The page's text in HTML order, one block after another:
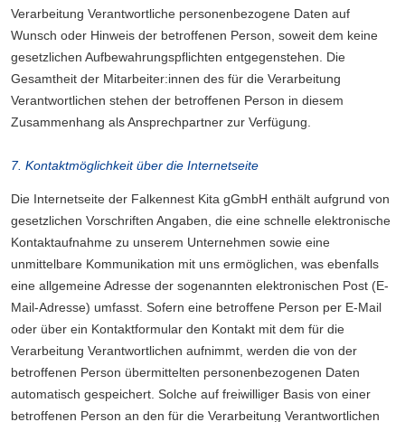
Verarbeitung Verantwortliche personenbezogene Daten auf
Wunsch oder Hinweis der betroffenen Person, soweit dem keine
gesetzlichen Aufbewahrungspflichten entgegenstehen. Die
Gesamtheit der Mitarbeiter:innen des für die Verarbeitung
Verantwortlichen stehen der betroffenen Person in diesem
Zusammenhang als Ansprechpartner zur Verfügung.
7. Kontaktmöglichkeit über die Internetseite
Die Internetseite der Falkennest Kita gGmbH enthält aufgrund von
gesetzlichen Vorschriften Angaben, die eine schnelle elektronische
Kontaktaufnahme zu unserem Unternehmen sowie eine
unmittelbare Kommunikation mit uns ermöglichen, was ebenfalls
eine allgemeine Adresse der sogenannten elektronischen Post (E-
Mail-Adresse) umfasst. Sofern eine betroffene Person per E-Mail
oder über ein Kontaktformular den Kontakt mit dem für die
Verarbeitung Verantwortlichen aufnimmt, werden die von der
betroffenen Person übermittelten personenbezogenen Daten
automatisch gespeichert. Solche auf freiwilliger Basis von einer
betroffenen Person an den für die Verarbeitung Verantwortlichen